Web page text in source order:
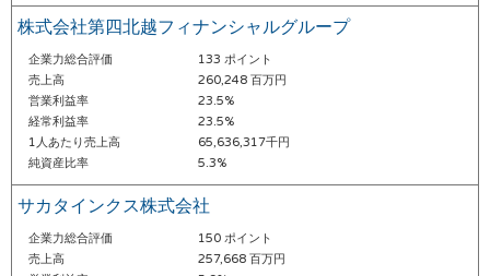
株式会社第四北越フィナンシャルグループ
企業力総合評価
133 ポイント
売上高
260,248 百万円
営業利益率
23.5%
経常利益率
23.5%
1人あたり売上高
65,636,317千円
純資産比率
5.3%
サカタインクス株式会社
企業力総合評価
150 ポイント
売上高
257,668 百万円